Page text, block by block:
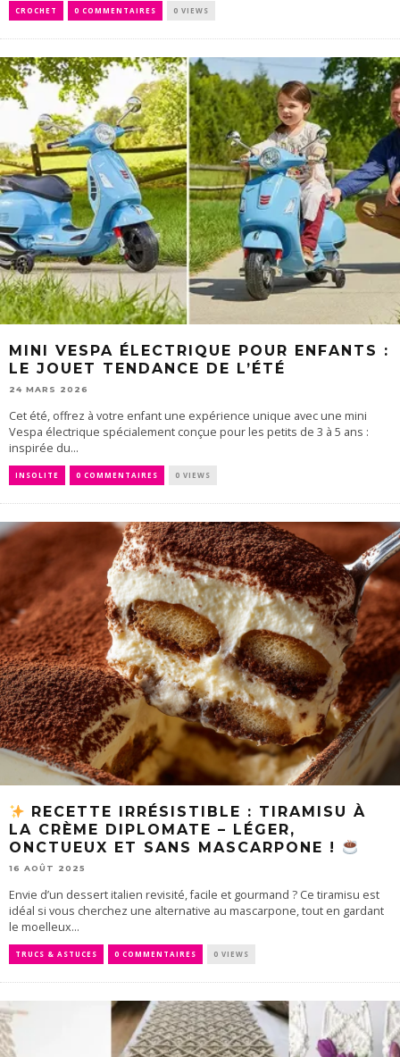
CROCHET 0 COMMENTAIRES 0 VIEWS
MINI VESPA ÉLECTRIQUE POUR ENFANTS :
LE JOUET TENDANCE DE L’ÉTÉ
24 MARS 2026
Cet été, offrez à votre enfant une expérience unique avec une mini
Vespa électrique spécialement conçue pour les petits de 3 à 5 ans :
inspirée du...
INSOLITE 0 COMMENTAIRES 0 VIEWS
RECETTE IRRÉSISTIBLE : TIRAMISU À
LA CRÈME DIPLOMATE – LÉGER,
ONCTUEUX ET SANS MASCARPONE !
16 AOÛT 2025
Envie d’un dessert italien revisité, facile et gourmand ? Ce tiramisu est
idéal si vous cherchez une alternative au mascarpone, tout en gardant
le moelleux...
TRUCS & ASTUCES 0 COMMENTAIRES 0 VIEWS